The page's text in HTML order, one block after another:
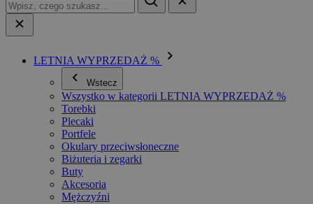
LETNIA WYPRZEDAŻ %
Wstecz
Wszystko w kategorii LETNIA WYPRZEDAŻ %
Torebki
Plecaki
Portfele
Okulary przeciwsłoneczne
Biżuteria i zegarki
Buty
Akcesoria
Mężczyźni